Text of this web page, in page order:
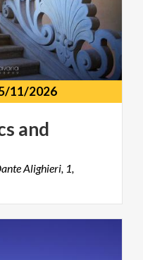
11/2026
and
Alighieri, 1,